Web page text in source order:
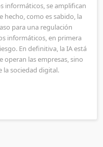
informáticos, se amplifican
hecho, como es sabido, la
para una regulación
informáticos, en primera
En definitiva, la IA está
operan las empresas, sino
la sociedad digital.